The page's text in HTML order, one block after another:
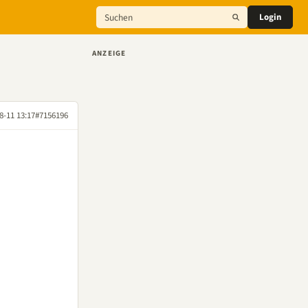
Login
11 13:17#7156196
ANZEIGE